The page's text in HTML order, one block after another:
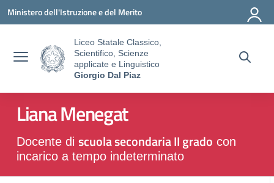
Ministero dell'Istruzione e del Merito
Liceo Statale Classico,
Scientifico, Scienze
applicate e Linguistico
Giorgio Dal Piaz
Liana Menegat
Docente di scuola secondaria II grado con
incarico a tempo indeterminato